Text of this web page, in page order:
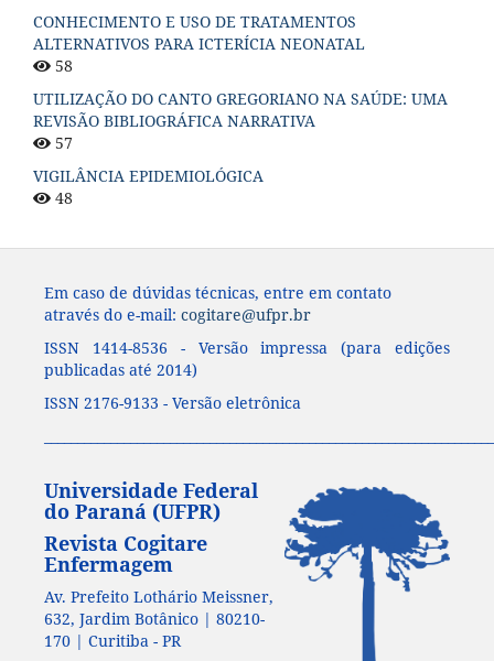
CONHECIMENTO E USO DE TRATAMENTOS
ALTERNATIVOS PARA ICTERÍCIA NEONATAL
58
UTILIZAÇÃO DO CANTO GREGORIANO NA SAÚDE: UMA
REVISÃO BIBLIOGRÁFICA NARRATIVA
57
VIGILÂNCIA EPIDEMIOLÓGICA
48
Em caso de dúvidas técnicas, entre em contato
através do e-mail: cogitare@ufpr.br
ISSN 1414-8536 - Versão impressa (para edições
publicadas até 2014)
ISSN 2176-9133 - Versão eletrônica
Universidade Federal
do Paraná (UFPR)
Revista Cogitare
Enfermagem
Av. Prefeito Lothário Meissner,
632, Jardim Botânico | 80210-
170 | Curitiba - PR